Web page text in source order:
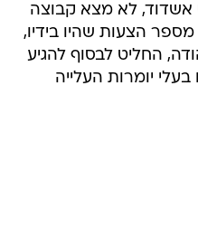
אשדוד, לא מצא קבוצה
הצעות שהיו בידיו,
החליט לבסוף להגיע
יומרות העלייה